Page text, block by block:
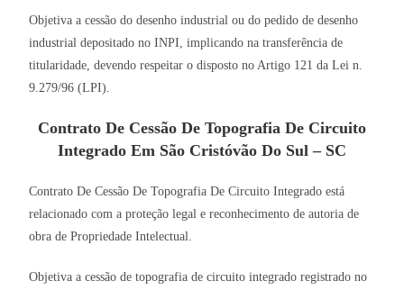
Objetiva a cessão do desenho industrial ou do pedido de desenho
industrial depositado no INPI, implicando na transferência de
titularidade, devendo respeitar o disposto no Artigo 121 da Lei n.
9.279/96 (LPI).
Contrato De Cessão De Topografia De Circuito
Integrado Em São Cristóvão Do Sul – SC
Contrato De Cessão De Topografia De Circuito Integrado está
relacionado com a proteção legal e reconhecimento de autoria de
obra de Propriedade Intelectual.
Objetiva a cessão de topografia de circuito integrado registrado no